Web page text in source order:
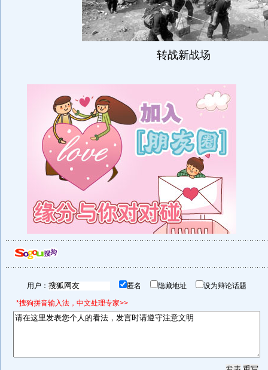
转战新战场
用户： 匿名 隐藏地址 设为辩论话题
*搜狗拼音输入法，中文处理专家>>